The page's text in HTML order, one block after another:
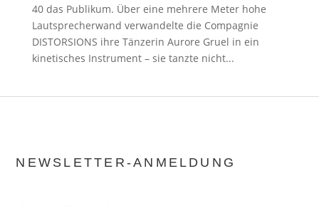
40 das Publikum. Über eine mehrere Meter hohe
Lautsprecherwand verwandelte die Compagnie
DISTORSIONS ihre Tänzerin Aurore Gruel in ein
kinetisches Instrument – sie tanzte nicht...
NEWSLETTER-ANMELDUNG